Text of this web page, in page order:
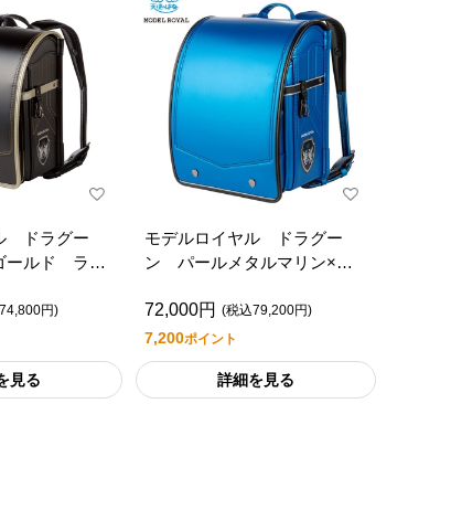
ドラグー
ールド ラン
円)
見る
モデルロイヤル ドラグー
ン パールメタルマリン×ブ
72,000円 (税込79,200円)
7,200ポイント
詳細を見る